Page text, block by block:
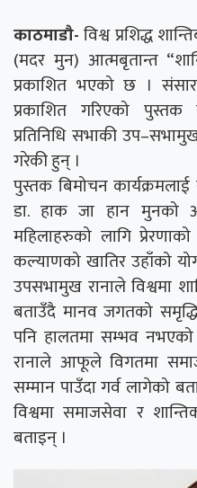
काठमाडौ-विश्व प्रशिद्ध
(मदर मुन) आत्मबृतान्त
प्रकाशित भएको छ ।
प्रकाशित गरिएको पुस्तक
प्रतिनिधि सभाकी
गरेकी हुन् ।
पुस्तक बिमोचन
डा. हाक जा हान मुनको
महिलाहरुको लागि
कल्याणको खातिर उहाँको
उपसभामुख रानाले विश्वमा
बताउँदै मानव जगतको
पनि हालतमा सम्भव
रानाले आफूले विगतमा
सम्मान पाउँदा गर्व लागेको
विश्वमा समाजसेवा र
बताइन् ।